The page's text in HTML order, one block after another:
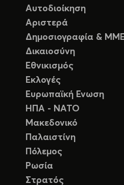
Αυτοδιοίκηση
Αριστερά
Δημοσιογραφία &
Δικαιοσύνη
Εθνικισμός
Εκλογές
Ευρωπαϊκή Ενωση
ΗΠΑ - ΝΑΤΟ
Μακεδονικό
Παλαιστίνη
Πόλεμος
Ρωσία
Στρατός